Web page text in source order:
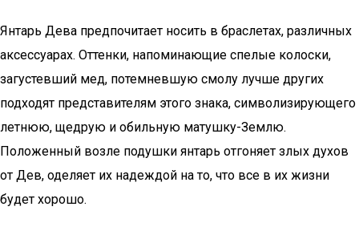
Янтарь Дева предпочитает носить в браслетах, различных
аксессуарах. Оттенки, напоминающие спелые колоски,
загустевший мед, потемневшую смолу лучше других
подходят представителям этого знака, символизирующего
летнюю, щедрую и обильную матушку-Землю.
Положенный возле подушки янтарь отгоняет злых духов
от Дев, оделяет их надеждой на то, что все в их жизни
будет хорошо.